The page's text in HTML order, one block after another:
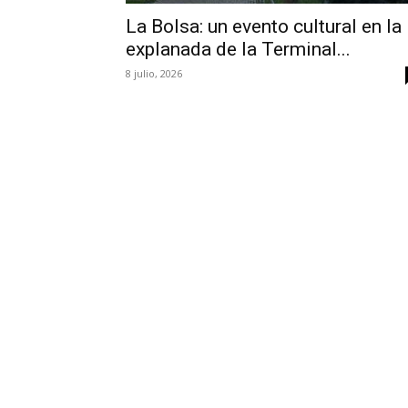
La Bolsa: un evento cultural en la
explanada de la Terminal...
8 julio, 2026